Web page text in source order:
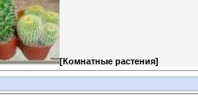
[Комнатные растения]